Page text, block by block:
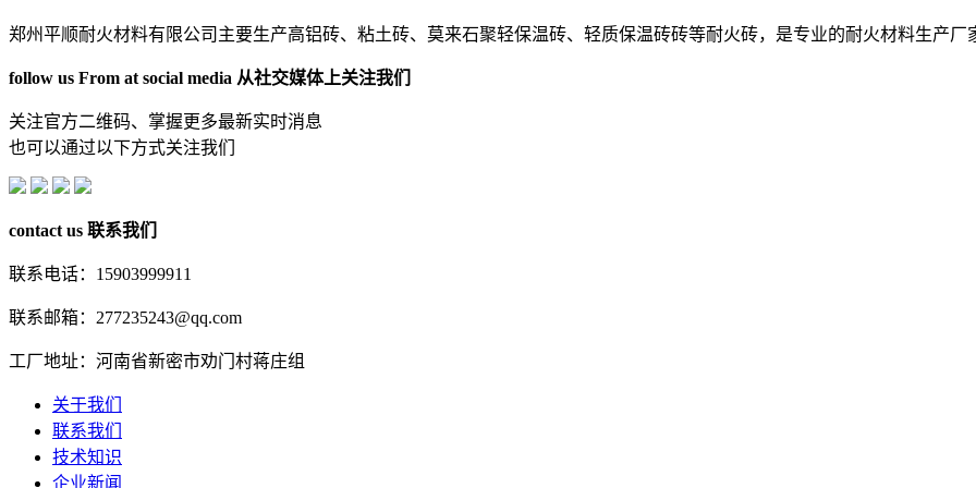
郑州平顺耐火材料有限公司主要生产高铝砖、粘土砖、莫来石聚轻保温砖、轻质保温砖砖等耐火砖，是专业的耐火材料生产厂
follow us From at social media 从社交媒体上关注我们
关注官方二维码、掌握更多最新实时消息
也可以通过以下方式关注我们
contact us 联系我们
联系电话：15903999911
联系邮箱：277235243@qq.com
工厂地址：河南省新密市劝门村蒋庄组
关于我们
联系我们
技术知识
企业新闻